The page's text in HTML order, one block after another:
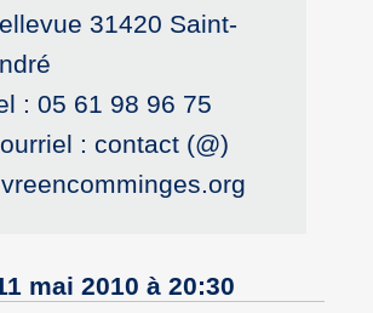
31420 Saint-
: 05 61 98 96 75
: contact (@)
mai 2010 à 20:30